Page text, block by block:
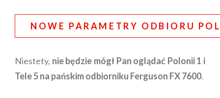
NOWE PARAMETRY ODBIORU
Niestety, nie będzie mógł Pan oglądać Polonii 1 i
Tele 5 na pańskim odbiorniku Ferguson FX 7600.